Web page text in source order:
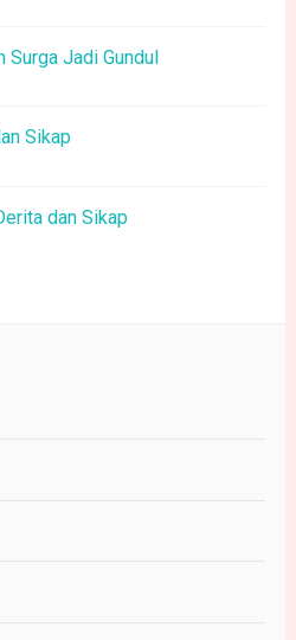
Surga Jadi Gundul
Sikap
dan Sikap